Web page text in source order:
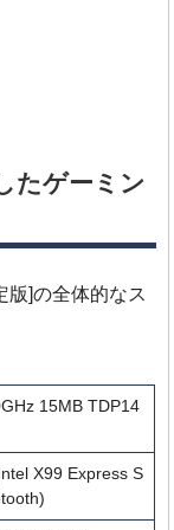
たゲーミン
版]の全体的なス
15MB TDP14
X99 Express S